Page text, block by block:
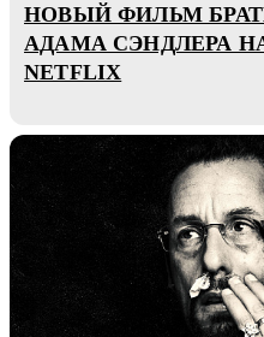
НОВЫЙ ФИЛЬМ
АДАМА СЭНДЛЕРА
NETFLIX